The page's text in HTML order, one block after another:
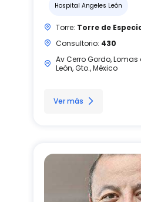
Hospital Angeles León
Torre: Torre de
Consultorio: 430
Av Cerro Gordo, Lomas
León, Gto., México
Ver más